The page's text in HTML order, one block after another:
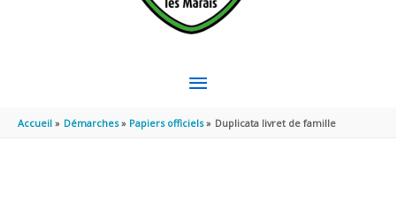
MENU
PRINCIPAL
Accueil Démarches Papiers officiels Duplicata livret de famille